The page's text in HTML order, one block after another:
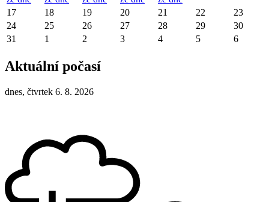
17 18 19 20 21 22
23
24
25 26 27 28 29
30
31
1 2 3 4 5 6
Aktuální počasí
dnes, čtvrtek 6. 8. 2026